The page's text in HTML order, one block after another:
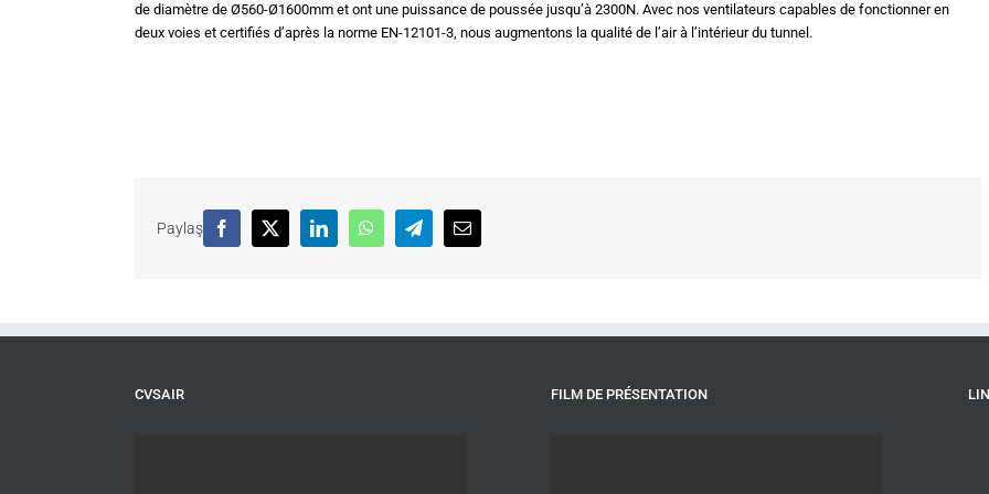
de diamètre de Ø560-Ø1600mm et ont une puissance de poussée jusqu’à 2300N. Avec nos ventilateurs capables de fonctionner en
deux voies et certifiés d’après la norme EN-12101-3, nous augmentons la qualité de l’air à l’intérieur du tunnel.
Paylaş Facebook
X LinkedInWhatsAppTelegramEmail
CVSAIR FILM DE PRÉSENTATION